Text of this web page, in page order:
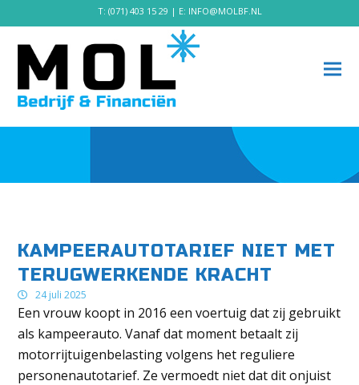
T: (071) 403 15 29 | E: INFO@MOLBF.NL
KAMPEERAUTOTARIEF NIET MET
TERUGWERKENDE KRACHT
24 juli 2025
Een vrouw koopt in 2016 een voertuig dat zij gebruikt
als kampeerauto. Vanaf dat moment betaalt zij
motorrijtuigenbelasting volgens het reguliere
personenautotarief. Ze vermoedt niet dat dit onjuist